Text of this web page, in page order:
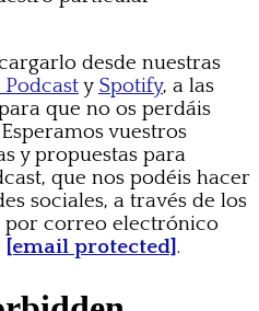
desde nuestras
y Spotify, a las
que no os perdáis
vuestros
y propuestas para
que nos podéis hacer
sociales, a través de los
correo electrónico
[email protected].